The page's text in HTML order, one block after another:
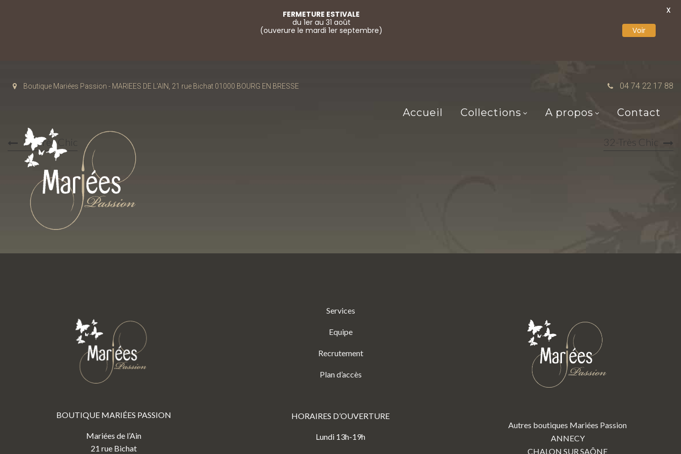
Boutique Mariées Passion - MARIEES DE L'AIN, 21 rue Bichat 01000 BOURG EN BRESSE 04 74 22 17 88
Accueil Collections A propos Contact
30-Très Chic 32-Très Chic
BOUTIQUE MARIÉES PASSION
Mariées de l’Ain
21 rue Bichat
Services
Equipe
Recrutement
Plan d’accès
HORAIRES D’OUVERTURE
Lundi 13h-19h
Autres boutiques Mariées Passion
ANNECY
CHALON SUR SAÔNE
FERMETURE ESTIVALE
du 1er au 31 août
(ouverure le mardi 1er septembre)
Voir
X